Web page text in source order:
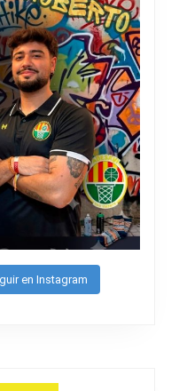
en Instagram